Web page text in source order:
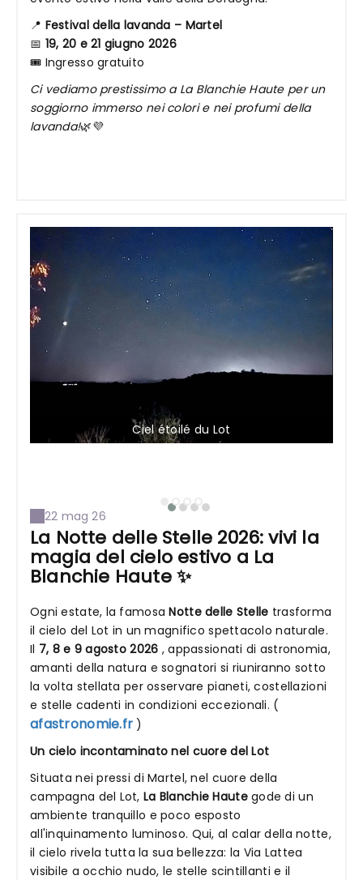
📍 Festival della lavanda – Martel
📅 19, 20 e 21 giugno 2026
🎟️ Ingresso gratuito
Ci vediamo prestissimo a La Blanchie Haute per un
soggiorno immerso nei colori e nei profumi della
lavanda!🌿💜
Ciel étoilé du Lot
22 mag 26
La Notte delle Stelle 2026: vivi la
magia del cielo estivo a La
Blanchie Haute ✨
Ogni estate, la famosaNotte delle Stelle trasforma
il cielo del Lot in un magnifico spettacolo naturale.
Il 7, 8 e 9 agosto 2026 , appassionati di astronomia,
amanti della natura e sognatori si riuniranno sotto
la volta stellata per osservare pianeti, costellazioni
e stelle cadenti in condizioni eccezionali. (
afastronomie.fr )
Un cielo incontaminato nel cuore del Lot
Situata nei pressi di Martel, nel cuore della
campagna del Lot,La Blanchie Hautegode di un
ambiente tranquillo e poco esposto
all'inquinamento luminoso. Qui, al calar della notte,
il cielo rivela tutta la sua bellezza: la Via Lattea
visibile a occhio nudo, le stelle scintillanti e il